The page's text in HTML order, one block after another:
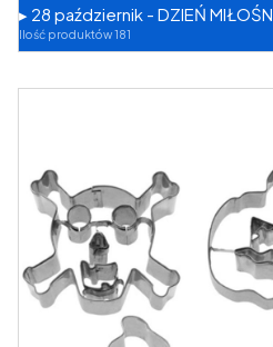
▸ 28 październik - DZIEŃ
Ilość produktów 181